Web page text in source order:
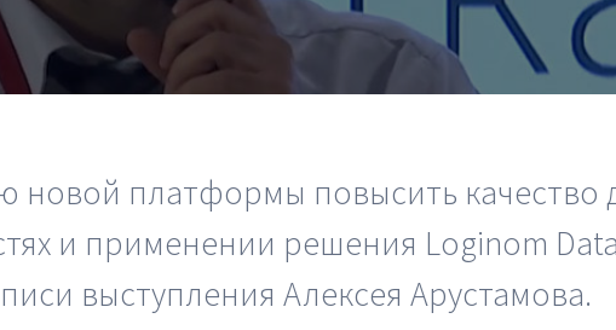
решения
старт
Академическая
программа
новой платформы повысить качество
и применении решения Loginom
выступления Алексея Арустамова.